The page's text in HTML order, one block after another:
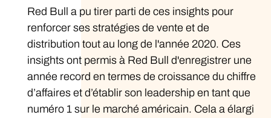
Red Bull a pu tirer parti de ces insights pour
renforcer ses stratégies de vente et de
distribution tout au long de l'année 2020. Ces
insights ont permis à Red Bull d'enregistrer une
année record en termes de croissance du chiffre
d’affaires et d’établir son leadership en tant que
numéro 1 sur le marché américain. Cela a élargi